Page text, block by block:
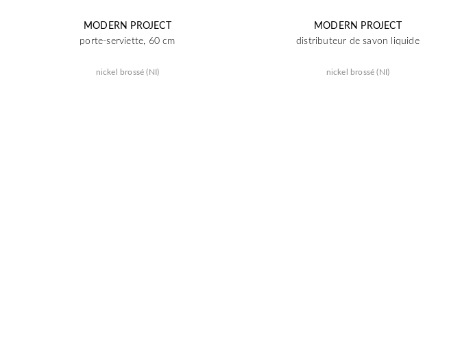
MODERN PROJECT
porte-serviette, 60 cm
nickel brossé (NI)
MODERN PROJECT
distributeur de savon liquide
nickel brossé (NI)